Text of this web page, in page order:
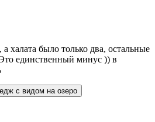
халата было только два, остальные
единственный минус )) в
с видом на озеро